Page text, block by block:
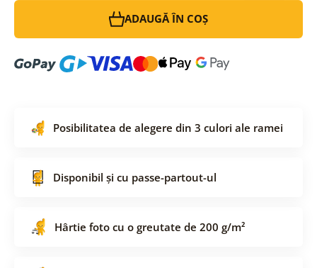
ADAUGĂ ÎN COȘ
Posibilitatea de alegere din 3 culori ale ramei
Disponibil și cu passe-partout-ul
Hârtie foto cu o greutate de 200 g/m²